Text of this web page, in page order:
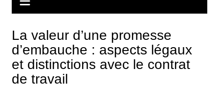
La valeur d’une promesse
d’embauche : aspects légaux
et distinctions avec le contrat
de travail